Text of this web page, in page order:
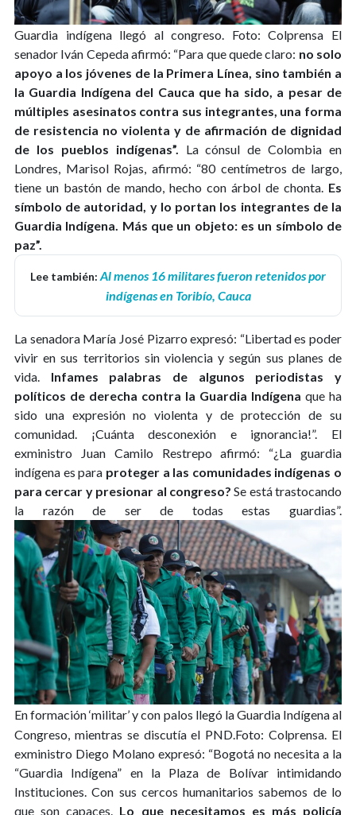
Guardia indígena llegó al congreso. Foto: Colprensa El
senador Iván Cepeda afirmó: “Para que quede claro: no solo
apoyo a los jóvenes de la Primera Línea, sino también a
la Guardia Indígena del Cauca que ha sido, a pesar de
múltiples asesinatos contra sus integrantes, una forma
de resistencia no violenta y de afirmación de dignidad
de los pueblos indígenas”. La cónsul de Colombia en
Londres, Marisol Rojas, afirmó: “80 centímetros de largo,
tiene un bastón de mando, hecho con árbol de chonta. Es
símbolo de autoridad, y lo portan los integrantes de la
Guardia Indígena. Más que un objeto: es un símbolo de
paz”.
Lee también: Al menos 16 militares fueron retenidos por
indígenas en Toribío, Cauca
La senadora María José Pizarro expresó: “Libertad es poder
vivir en sus territorios sin violencia y según sus planes de
vida. Infames palabras de algunos periodistas y
políticos de derecha contra la Guardia Indígena que ha
sido una expresión no violenta y de protección de su
comunidad. ¡Cuánta desconexión e ignorancia!”. El
exministro Juan Camilo Restrepo afirmó: “¿La guardia
indígena es para proteger a las comunidades indígenas o
para cercar y presionar al congreso? Se está trastocando
la razón de ser de todas estas guardias”.
En formación ‘militar’ y con palos llegó la Guardia Indígena al
Congreso, mientras se discutía el PND.Foto: Colprensa. El
exministro Diego Molano expresó: “Bogotá no necesita a la
“Guardia Indígena” en la Plaza de Bolívar intimidando
Instituciones. Con sus cercos humanitarios sabemos de lo
que son capaces. Lo que necesitamos es más policía